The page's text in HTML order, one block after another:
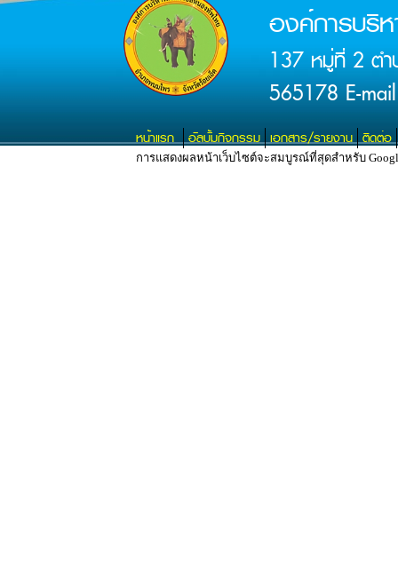
องค์การบริ
137 หมู่ที่ 2 ​ตำ
565178 E-
หน้าแรก อัลบั้มกิจกรรม เอกสาร/รายงาน ติดต่อ
การแสดงผลหน้าเว็บไซต์จะสมบูรณ์ที่สุดสำหรับ